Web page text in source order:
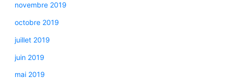
novembre 2019
octobre 2019
juillet 2019
juin 2019
mai 2019